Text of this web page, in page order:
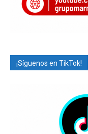
¡Síguenos en TikTok!